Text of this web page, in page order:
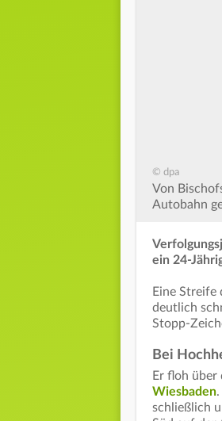
© dpa
Von
Autobahn
ein 24-
Eine Streife
deutlich
Stopp-
Bei
Er floh über
Wiesbaden
schließlich